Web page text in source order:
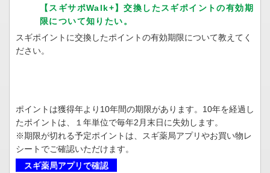
【スギサポWalk+】交換したスギポイントの有効期
限について知りたい。
スギポイントに交換したポイントの有効期限について教えてく
ださい。
ポイントは獲得年より10年間の期限があります。10年を経過し
たポイントは、１年単位で毎年2月末日に失効します。
※期限が切れる予定ポイントは、スギ薬局アプリやお買い物レ
シートでご確認いただけます。
スギ薬局アプリで確認